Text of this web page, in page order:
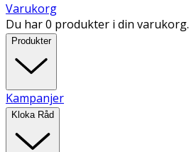
Varukorg
Du har 0 produkter i din varukorg.
Produkter
Kampanjer
Kloka Råd